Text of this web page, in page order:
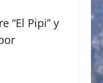
“El Pipi” y